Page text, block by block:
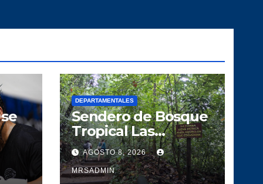
DEPARTAMENTALES
Sendero de Bosque
Tropical Las
Escobas un
pedacito de tesoro
Guatemalteco
AGOSTO 8, 2026
MRSADMIN